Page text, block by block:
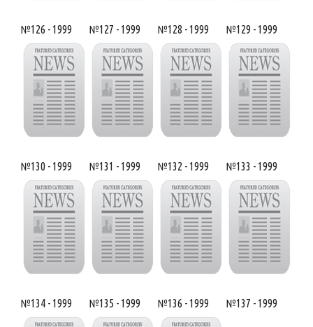
№126 - 1999 №127 - 1999 №128 - 1999 №129 - 1999
№130 - 1999 №131 - 1999 №132 - 1999 №133 - 1999
№134 - 1999 №135 - 1999 №136 - 1999 №137 - 1999